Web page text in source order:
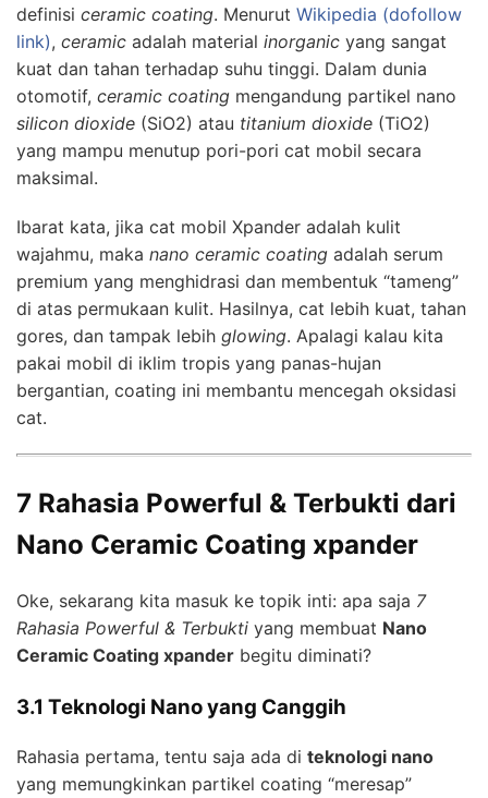
definisi ceramic coating. Menurut Wikipedia (dofollow
link), ceramic adalah material inorganic yang sangat
kuat dan tahan terhadap suhu tinggi. Dalam dunia
otomotif, ceramic coating mengandung partikel nano
silicon dioxide (SiO2) atau titanium dioxide (TiO2)
yang mampu menutup pori-pori cat mobil secara
maksimal.
Ibarat kata, jika cat mobil Xpander adalah kulit
wajahmu, maka nano ceramic coating adalah serum
premium yang menghidrasi dan membentuk “tameng”
di atas permukaan kulit. Hasilnya, cat lebih kuat, tahan
gores, dan tampak lebih glowing. Apalagi kalau kita
pakai mobil di iklim tropis yang panas-hujan
bergantian, coating ini membantu mencegah oksidasi
cat.
7 Rahasia Powerful & Terbukti dari
Nano Ceramic Coating xpander
Oke, sekarang kita masuk ke topik inti: apa saja 7
Rahasia Powerful & Terbukti yang membuat Nano
Ceramic Coating xpander begitu diminati?
3.1 Teknologi Nano yang Canggih
Rahasia pertama, tentu saja ada di teknologi nano
yang memungkinkan partikel coating “meresap”